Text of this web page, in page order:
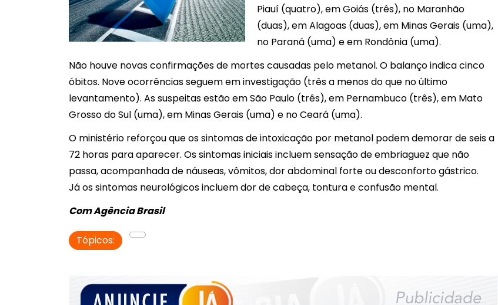
Piauí (quatro), em Goiás (três), no Maranhão
(duas), em Alagoas (duas), em Minas Gerais (uma),
no Paraná (uma) e em Rondônia (uma).
Não houve novas confirmações de mortes causadas pelo metanol. O balanço indica cinco
óbitos. Nove ocorrências seguem em investigação (três a menos do que no último
levantamento). As suspeitas estão em São Paulo (três), em Pernambuco (três), em Mato
Grosso do Sul (uma), em Minas Gerais (uma) e no Ceará (uma).
O ministério reforçou que os sintomas de intoxicação por metanol podem demorar de seis a
72 horas para aparecer. Os sintomas iniciais incluem sensação de embriaguez que não
passa, acompanhada de náuseas, vômitos, dor abdominal forte ou desconforto gástrico.
Já os sintomas neurológicos incluem dor de cabeça, tontura e confusão mental.
Com Agência Brasil
Tópicos: